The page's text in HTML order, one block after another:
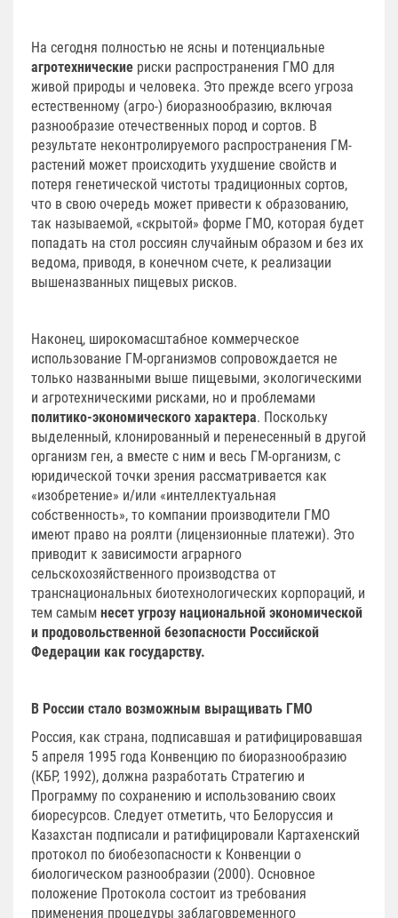
На сегодня полностью не ясны и потенциальные
агротехнические риски распространения ГМО для
живой природы и человека. Это прежде всего угроза
естественному (агро-) биоразнообразию, включая
разнообразие отечественных пород и сортов. В
результате неконтролируемого распространения ГМ-
растений может происходить ухудшение свойств и
потеря генетической чистоты традиционных сортов,
что в свою очередь может привести к образованию,
так называемой, «скрытой» форме ГМО, которая будет
попадать на стол россиян случайным образом и без их
ведома, приводя, в конечном счете, к реализации
вышеназванных пищевых рисков.
Наконец, широкомасштабное коммерческое
использование ГМ-организмов сопровождается не
только названными выше пищевыми, экологическими
и агротехническими рисками, но и проблемами
политико-экономического характера. Поскольку
выделенный, клонированный и перенесенный в другой
организм ген, а вместе с ним и весь ГМ-организм, с
юридической точки зрения рассматривается как
«изобретение» и/или «интеллектуальная
собственность», то компании производители ГМО
имеют право на роялти (лицензионные платежи). Это
приводит к зависимости аграрного
сельскохозяйственного производства от
транснациональных биотехнологических корпораций, и
тем самым несет угрозу национальной экономической
и продовольственной безопасности Российской
Федерации как государству.
В России стало возможным выращивать ГМО
Россия, как страна, подписавшая и ратифицировавшая
5 апреля 1995 года Конвенцию по биоразнообразию
(КБР, 1992), должна разработать Стратегию и
Программу по сохранению и использованию своих
биоресурсов. Следует отметить, что Белоруссия и
Казахстан подписали и ратифицировали Картахенский
протокол по биобезопасности к Конвенции о
биологическом разнообразии (2000). Основное
положение Протокола состоит из требования
применения процедуры заблаговременного